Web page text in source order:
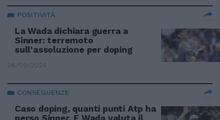
POSITIVITÀ
La Wada dichiara guerra a
Sinner: terremoto
sull'assoluzione per doping
28/09/2024
CONSEGUENZE
Caso doping, quanti punti Atp ha
perso Sinner. E Wada valuta il